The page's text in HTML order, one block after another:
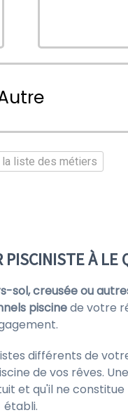
la liste des métiers
PISCINISTE À LE
sol, creusée ou
piscinede votre
différents de
de vos rêves.
et qu'il ne
établi.